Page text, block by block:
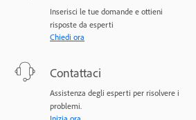
Inserisci le tue domande e ottieni
risposte da esperti
Chiedi ora
Contattaci
Assistenza degli esperti per risolvere i
problemi.